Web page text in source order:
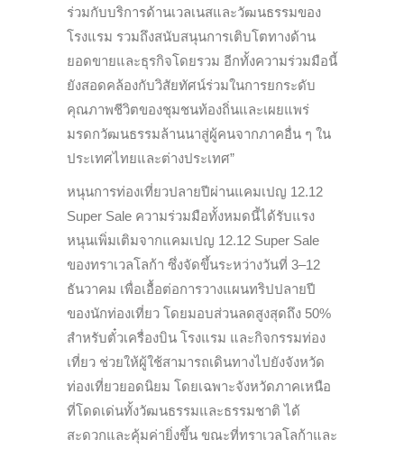
ร่วมกับบริการด้านเวลเนสและวัฒนธรรมของ
โรงแรม รวมถึงสนับสนุนการเติบโตทางด้าน
ยอดขายและธุรกิจโดยรวม อีกทั้งความร่วมมือนี้
ยังสอดคล้องกับวิสัยทัศน์ร่วมในการยกระดับ
คุณภาพชีวิตของชุมชนท้องถิ่นและเผยแพร่
มรดกวัฒนธรรมล้านนาสู่ผู้คนจากภาคอื่น ๆ ใน
ประเทศไทยและต่างประเทศ”
หนุนการท่องเที่ยวปลายปีผ่านแคมเปญ 12.12
Super Sale ความร่วมมือทั้งหมดนี้ได้รับแรง
หนุนเพิ่มเติมจากแคมเปญ 12.12 Super Sale
ของทราเวลโลก้า ซึ่งจัดขึ้นระหว่างวันที่ 3–12
ธันวาคม เพื่อเอื้อต่อการวางแผนทริปปลายปี
ของนักท่องเที่ยว โดยมอบส่วนลดสูงสุดถึง 50%
สำหรับตั๋วเครื่องบิน โรงแรม และกิจกรรมท่อง
เที่ยว ช่วยให้ผู้ใช้สามารถเดินทางไปยังจังหวัด
ท่องเที่ยวยอดนิยม โดยเฉพาะจังหวัดภาคเหนือ
ที่โดดเด่นทั้งวัฒนธรรมและธรรมชาติ ได้
สะดวกและคุ้มค่ายิ่งขึ้น ขณะที่ทราเวลโลก้าและ